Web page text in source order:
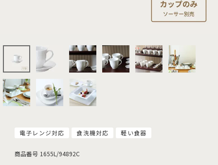
電子レンジ対応 食洗機対応 軽い食器
商品番号 1655L/94892C